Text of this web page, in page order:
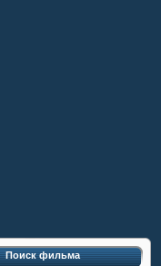
Поиск фильма